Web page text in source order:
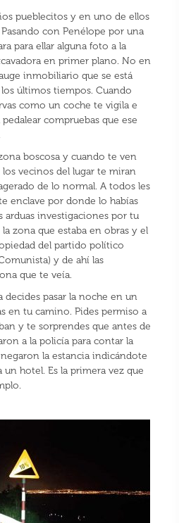
pueblecitos y en uno de ellos
con Penélope por una
para ellar alguna foto a la
en primer plano. No en
inmobiliario que se está
últimos tiempos. Cuando
como un coche te vigila e
compruebas que ese
boscosa y cuando te ven
vecinos del lugar te miran
de lo normal. A todos les
enclave por donde lo habías
arduas investigaciones por tu
zona que estaba en obras y el
del partido político
y de ahí las
que te veía.
decides pasar la noche en un
en tu camino. Pides permiso a
y te sorprendes que antes de
a la policía para contar la
la estancia indicándote
un hotel. Es la primera vez que